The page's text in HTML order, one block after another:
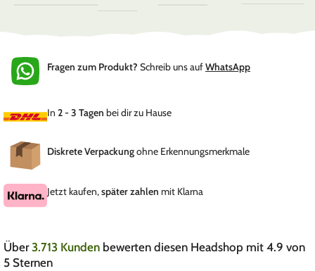
Fragen zum Produkt? Schreib uns aufWhatsApp
In 2 - 3 Tagen bei dir zu Hause
Diskrete Verpackungohne Erkennungsmerkmale
Jetzt kaufen,später zahlen mit Klarna
Über3.713 Kunden bewerten diesen Headshop mit 4.9 von
5 Sternen